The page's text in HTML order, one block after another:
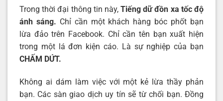
Trong thời đại thông tin này,Tiếng dữ đồn xa tốc độ
ánh sáng. Chỉ cần một khách hàng bóc phốt bạn
lừa đảo trên Facebook. Chỉ cần tên bạn xuất hiện
trong một lá đơn kiện cáo. Là sự nghiệp của bạn
CHẤM DỨT.
Không ai dám làm việc với một kẻ lừa thầy phản
bạn. Các sàn giao dịch uy tín sẽ từ chối bạn. Đồng